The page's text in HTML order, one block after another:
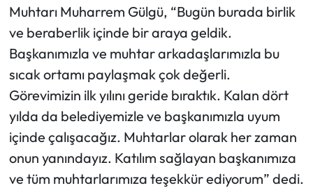
Muhtarı Muharrem Gülgü, “Bugün burada birlik
ve beraberlik içinde bir araya geldik.
Başkanımızla ve muhtar arkadaşlarımızla bu
sıcak ortamı paylaşmak çok değerli.
Görevimizin ilk yılını geride bıraktık. Kalan dört
yılda da belediyemizle ve başkanımızla uyum
içinde çalışacağız. Muhtarlar olarak her zaman
onun yanındayız. Katılım sağlayan başkanımıza
ve tüm muhtarlarımıza teşekkür ediyorum” dedi.